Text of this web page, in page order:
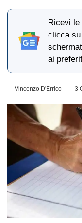
Ricevi
clicca
ai
Vincenzo D'Errico 3